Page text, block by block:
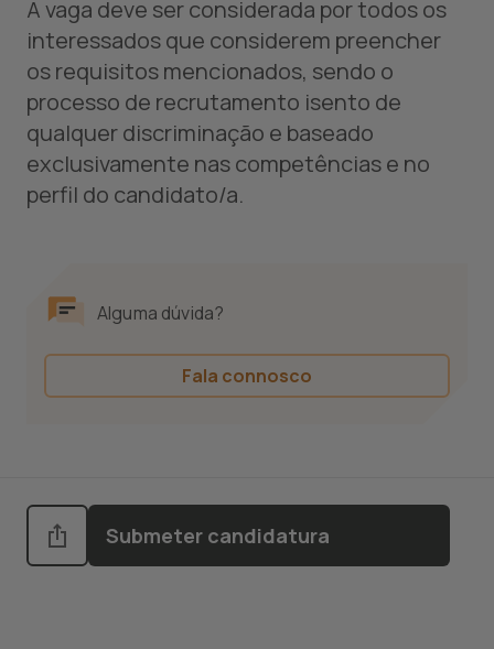
A vaga deve ser considerada por todos os
interessados que considerem preencher
os requisitos mencionados, sendo o
processo de recrutamento isento de
qualquer discriminação e baseado
exclusivamente nas competências e no
perfil do candidato/a.
Alguma dúvida?
Fala connosco
Submeter candidatura